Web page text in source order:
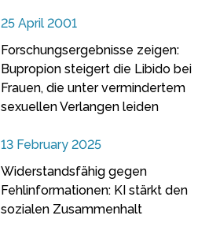
25 April 2001
Forschungsergebnisse zeigen:
Bupropion steigert die Libido bei
Frauen, die unter vermindertem
sexuellen Verlangen leiden
13 February 2025
Widerstandsfähig gegen
Fehlinformationen: KI stärkt den
sozialen Zusammenhalt